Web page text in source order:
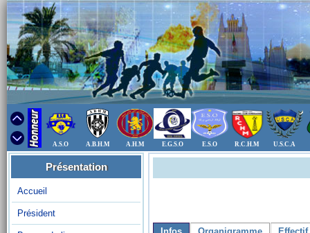
A.S.O A.B.H.M A.H.M E.G.S.O E.S.O R.C.H.M U.S.C.A
Présentation
Accueil
Président